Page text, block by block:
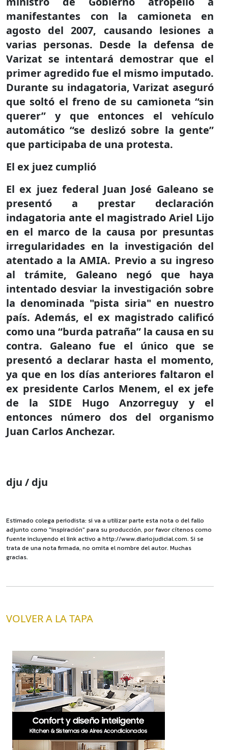
manifestantes con la camioneta en
agosto del 2007, causando lesiones a
varias personas. Desde la defensa de
Varizat se intentará demostrar que el
primer agredido fue el mismo imputado.
Durante su indagatoria, Varizat aseguró
que soltó el freno de su camioneta “sin
querer” y que entonces el vehículo
automático “se deslizó sobre la gente”
que participaba de una protesta.
El ex juez cumplió
El ex juez federal Juan José Galeano se
presentó a prestar declaración
indagatoria ante el magistrado Ariel Lijo
en el marco de la causa por presuntas
irregularidades en la investigación del
atentado a la AMIA. Previo a su ingreso
al trámite, Galeano negó que haya
intentado desviar la investigación sobre
la denominada "pista siria" en nuestro
país. Además, el ex magistrado calificó
como una “burda patraña” la causa en su
contra. Galeano fue el único que se
presentó a declarar hasta el momento,
ya que en los días anteriores faltaron el
ex presidente Carlos Menem, el ex jefe
de la SIDE Hugo Anzorreguy y el
entonces número dos del organismo
Juan Carlos Anchezar.
dju / dju
Estimado colega periodista: si va a utilizar parte esta nota o del fallo
adjunto como "inspiración" para su producción, por favor cítenos como
fuente incluyendo el link activo a http://www.diariojudicial.com. Si se
trata de una nota firmada, no omita el nombre del autor. Muchas
gracias.
VOLVER A LA TAPA